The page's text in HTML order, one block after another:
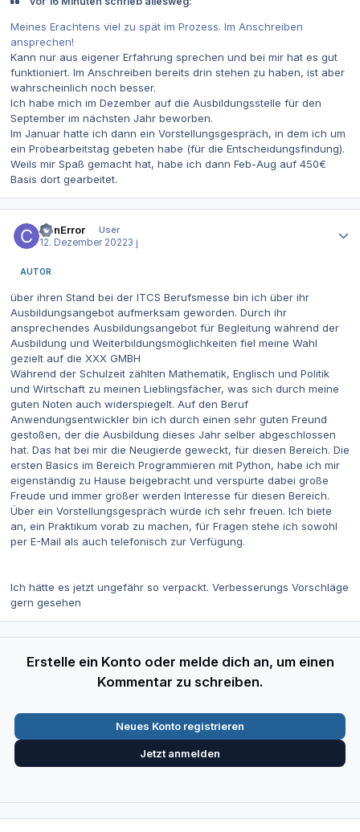
Meines Erachtens viel zu spät im Prozess. Im Anschreiben
ansprechen!
Kann nur aus eigener Erfahrung sprechen und bei mir hat es gut
funktioniert. Im Anschreiben bereits drin stehen zu haben, ist aber
wahrscheinlich noch besser.
Ich habe mich im Dezember auf die Ausbildungsstelle für den
September im nächsten Jahr beworben.
Im Januar hatte ich dann ein Vorstellungsgespräch, in dem ich um
ein Probearbeitstag gebeten habe (für die Entscheidungsfindung).
Weils mir Spaß gemacht hat, habe ich dann Feb-Aug auf 450€
Basis dort gearbeitet.
CanError
User
12. Dezember 20223 j
AUTOR
über ihren Stand bei der ITCS Berufsmesse bin ich über ihr
Ausbildungsangebot aufmerksam geworden. Durch ihr
ansprechendes Ausbildungsangebot für Begleitung während der
Ausbildung und Weiterbildungsmöglichkeiten fiel meine Wahl
gezielt auf die XXX GMBH
Während der Schulzeit zählten Mathematik, Englisch und Politik
und Wirtschaft zu meinen Lieblingsfächer, was sich durch meine
guten Noten auch widerspiegelt. Auf den Beruf
Anwendungsentwickler bin ich durch einen sehr guten Freund
gestoßen, der die Ausbildung dieses Jahr selber abgeschlossen
hat. Das hat bei mir die Neugierde geweckt, für diesen Bereich. Die
ersten Basics im Bereich Programmieren mit Python, habe ich mir
eigenständig zu Hause beigebracht und verspürte dabei große
Freude und immer größer werden Interesse für diesen Bereich.
Über ein Vorstellungsgespräch würde ich sehr freuen. Ich biete
an, ein Praktikum vorab zu machen, für Fragen stehe ich sowohl
per E-Mail als auch telefonisch zur Verfügung.
Ich hätte es jetzt ungefähr so verpackt. Verbesserungs Vorschläge
gern gesehen
Erstelle ein Konto oder melde dich an, um einen
Kommentar zu schreiben.
Neues Konto registrieren
Jetzt anmelden